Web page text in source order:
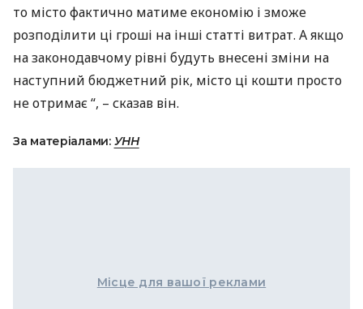
то місто фактично матиме економію і зможе
розподілити ці гроші на інші статті витрат. А якщо
на законодавчому рівні будуть внесені зміни на
наступний бюджетний рік, місто ці кошти просто
не отримає “, – сказав він.
За матеріалами: УНН
Місце для вашої реклами